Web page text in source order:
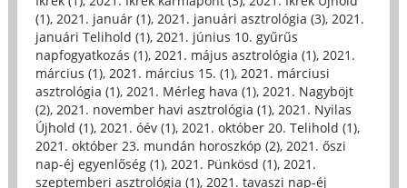
(1), 2021. január (1), 2021. januári asztrológia (3), 2021.
januári Telihold (1), 2021. június 10. gyűrűs
napfogyatkozás (1), 2021. május asztrológia (1), 2021.
március (1), 2021. március 15. (1), 2021. márciusi
asztrológia (1), 2021. Mérleg hava (1), 2021. Nagyböjt
(2), 2021. november havi asztrológia (1), 2021. Nyilas
Újhold (1), 2021. óév (1), 2021. október 20. Telihold (1),
2021. október 23. mundán horoszkóp (2), 2021. őszi
nap-éj egyenlőség (1), 2021. Pünkösd (1), 2021.
szeptemberi asztrológia (1), 2021. tavaszi nap-éj